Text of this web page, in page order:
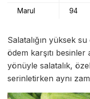
Marul 94
Salatalığın yüksek
ödem karşıtı besinler
yönüyle salatalık,
serinletirken aynı